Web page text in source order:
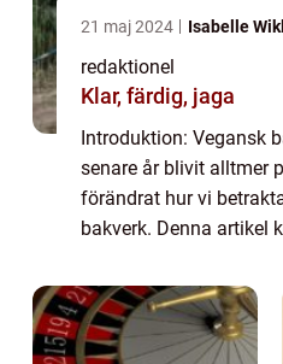
21 maj 2024 Isabelle
redaktionel
Klar, färdig, jaga
Introduktion: Vegansk
senare år blivit alltmer
förändrat hur vi
bakverk. Denna artikel
bakning genom att ge
över ämnet, ...